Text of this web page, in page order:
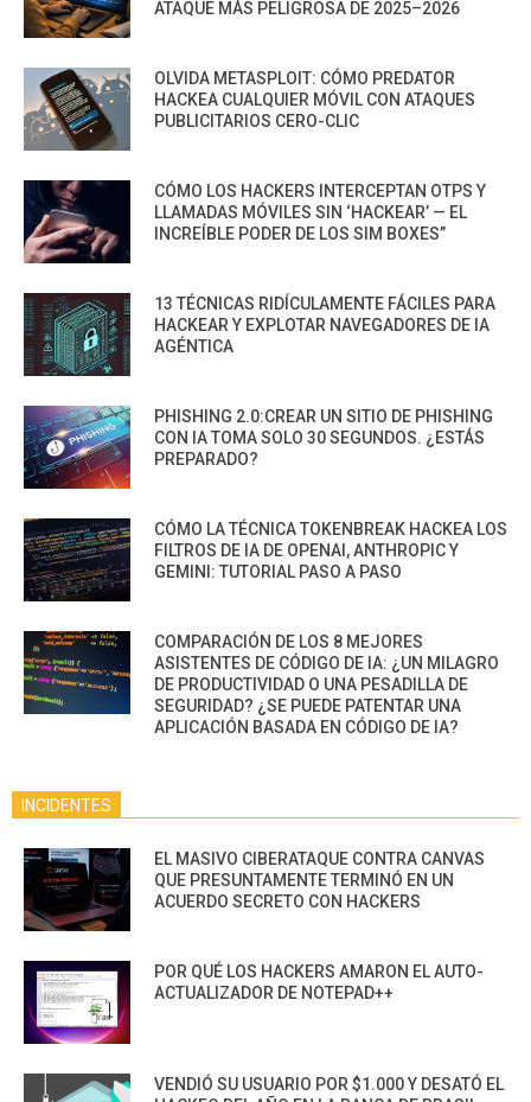
ATAQUE MÁS PELIGROSA DE 2025–2026
OLVIDA METASPLOIT: CÓMO PREDATOR
HACKEA CUALQUIER MÓVIL CON ATAQUES
PUBLICITARIOS CERO-CLIC
CÓMO LOS HACKERS INTERCEPTAN OTPS Y
LLAMADAS MÓVILES SIN ‘HACKEAR’ — EL
INCREÍBLE PODER DE LOS SIM BOXES”
13 TÉCNICAS RIDÍCULAMENTE FÁCILES PARA
HACKEAR Y EXPLOTAR NAVEGADORES DE IA
AGÉNTICA
PHISHING 2.0:CREAR UN SITIO DE PHISHING
CON IA TOMA SOLO 30 SEGUNDOS. ¿ESTÁS
PREPARADO?
CÓMO LA TÉCNICA TOKENBREAK HACKEA LOS
FILTROS DE IA DE OPENAI, ANTHROPIC Y
GEMINI: TUTORIAL PASO A PASO
COMPARACIÓN DE LOS 8 MEJORES
ASISTENTES DE CÓDIGO DE IA: ¿UN MILAGRO
DE PRODUCTIVIDAD O UNA PESADILLA DE
SEGURIDAD? ¿SE PUEDE PATENTAR UNA
APLICACIÓN BASADA EN CÓDIGO DE IA?
INCIDENTES
EL MASIVO CIBERATAQUE CONTRA CANVAS
QUE PRESUNTAMENTE TERMINÓ EN UN
ACUERDO SECRETO CON HACKERS
POR QUÉ LOS HACKERS AMARON EL AUTO-
ACTUALIZADOR DE NOTEPAD++
VENDIÓ SU USUARIO POR $1.000 Y DESATÓ EL